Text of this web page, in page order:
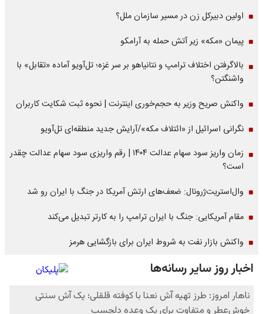
اولین دبیرکل زن در مسیر سازمان‌ ملل؟
پیمان «مکه» زیر آتش حمله به آرامکو
بالاگرفتن اختلاف ترامپ و نتانیاهو بر سر غزه؛ تل‌آویو آماده «تقابل» با
واشنگتن؟
واکنش صریح وزیر به حجم‌خوری اینترنت | نحوه ثبت شکایت کاربران
نگرانی اسرائیل از «ائتلاف مکه»/آرایش جدید منطقه‌ای تل‌آویو
زمان واریز سود سهام عدالت ۱۴۰۴ | رقم واریزی سود سهام عدالت چقدر
است؟
وال‌استریت‌ژرونال: ضعف‌های ارتش آمریکا در جنگ با ایران رو شد
مقام آمریکایی: جنگ با ایران ترامپ را به کارتر تبدیل می‌کند
واکنش بازار نفت به شروط ایران برای بازگشایی هرمز